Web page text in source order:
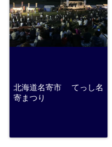
北海道名寄市 てっし名
寄まつり